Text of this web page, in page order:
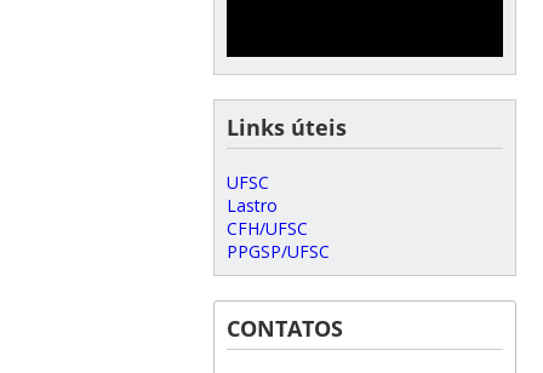
Links úteis
UFSC
Lastro
CFH/UFSC
PPGSP/UFSC
CONTATOS